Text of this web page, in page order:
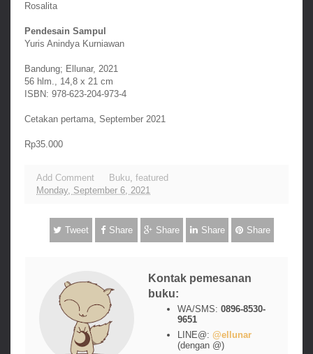
Rosalita
Pendesain Sampul
Yuris Anindya Kurniawan
Bandung; Ellunar, 2021
56 hlm., 14,8 x 21 cm
ISBN: 978-623-204-973-4
Cetakan pertama, September 2021
Rp35.000
Add Comment Buku, featured
Monday, September 6, 2021
Tweet Share Share Share Share
Kontak pemesanan
buku:
WA/SMS:0896-8530-
9651
LINE@:@ellunar
(dengan @)